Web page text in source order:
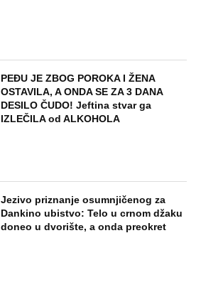
PEĐU JE ZBOG POROKA I ŽENA
OSTAVILA, A ONDA SE ZA 3 DANA
DESILO ČUDO! Jeftina stvar ga
IZLEČILA od ALKOHOLA
Jezivo priznanje osumnjičenog za
Dankino ubistvo: Telo u crnom džaku
doneo u dvorište, a onda preokret